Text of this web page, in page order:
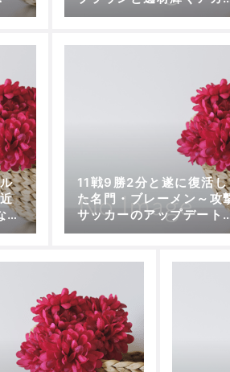
ミー
に
11戦9勝2分と遂に復活し
た名門・ブレーメン～攻
サッカーのアップデート
必要なタレント＝クルー